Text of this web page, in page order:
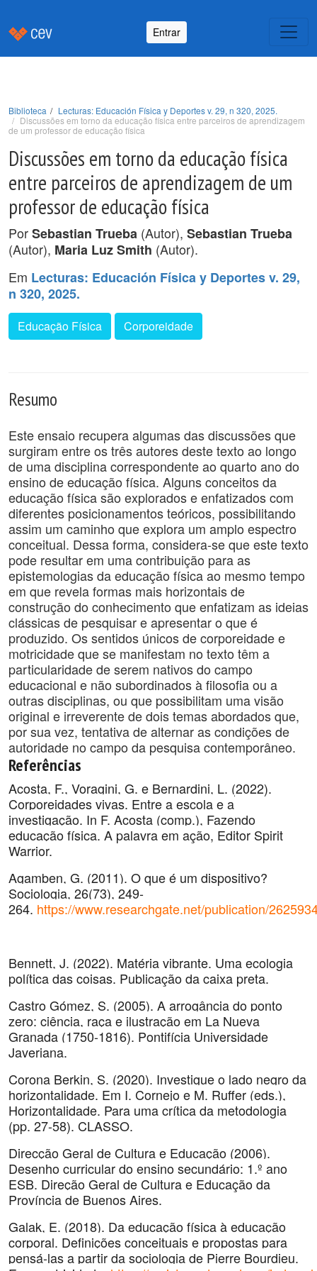
Entrar
Biblioteca
Lecturas: Educación Física y Deportes v. 29, n 320, 2025.
Discussões em torno da educação física entre parceiros de aprendizagem
de um professor de educação física
Discussões em torno da educação física
entre parceiros de aprendizagem de um
professor de educação física
PorSebastian Trueba (Autor), Sebastian Trueba
(Autor), Maria Luz Smith (Autor).
Em Lecturas: Educación Física y Deportes v. 29,
n 320, 2025.
Educação Física Corporeidade
Resumo
Este ensaio recupera algumas das discussões que
surgiram entre os três autores deste texto ao longo
de uma disciplina correspondente ao quarto ano do
ensino de educação física. Alguns conceitos da
educação física são explorados e enfatizados com
diferentes posicionamentos teóricos, possibilitando
assim um caminho que explora um amplo espectro
conceitual. Dessa forma, considera-se que este texto
pode resultar em uma contribuição para as
epistemologias da educação física ao mesmo tempo
em que revela formas mais horizontais de
construção do conhecimento que enfatizam as ideias
clássicas de pesquisar e apresentar o que é
produzido. Os sentidos únicos de corporeidade e
motricidade que se manifestam no texto têm a
particularidade de serem nativos do campo
educacional e não subordinados à filosofia ou a
outras disciplinas, ou que possibilitam uma visão
original e irreverente de dois temas abordados que,
por sua vez, tentativa de alternar as condições de
autoridade no campo da pesquisa contemporâneo.
Referências
Acosta, F., Voragini, G. e Bernardini, L. (2022).
Corporeidades vivas. Entre a escola e a
investigação. In F. Acosta (comp.), Fazendo
educação física. A palavra em ação, Editor Spirit
Warrior.
Agamben, G. (2011). O que é um dispositivo?
Sociologia, 26(73), 249-
264. https://www.researchgate.net/publication/
Bennett, J. (2022). Matéria vibrante. Uma ecologia
política das coisas. Publicação da caixa preta.
Castro Gómez, S. (2005). A arrogância do ponto
zero: ciência, raça e ilustração em La Nueva
Granada (1750-1816). Pontifícia Universidade
Javeriana.
Corona Berkin, S. (2020). Investigue o lado negro da
horizontalidade. Em I. Cornejo e M. Ruffer (eds.),
Horizontalidade. Para uma crítica da metodologia
(pp. 27-58). CLASSO.
Direcção Geral de Cultura e Educação (2006).
Desenho curricular do ensino secundário: 1.º ano
ESB. Direção Geral de Cultura e Educação da
Província de Buenos Aires.
Galak, E. (2018). Da educação física à educação
corporal. Definições conceituais e propostas para
pensá-las a partir da sociologia de Pierre Bourdieu.